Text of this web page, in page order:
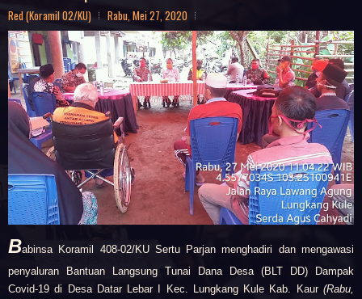
Red (Koramil 02/KU) Rabu, Mei 27, 2020
Babinsa Koramil 408-02/KU Sertu Parjan menghadiri dan mengawasi
penyaluran Bantuan Langsung Tunai Dana Desa (BLT DD) Dampak
Covid-19 di Desa Datar Lebar I Kec. Lungkang Kule Kab. Kaur (Rabu,